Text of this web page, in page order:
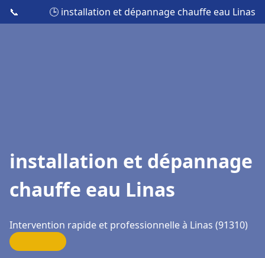
📞 🕒 installation et dépannage chauffe eau Linas
installation et dépannage
chauffe eau Linas
Intervention rapide et professionnelle à Linas (91310)